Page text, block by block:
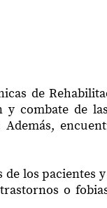
de
combate de
los pacientes
o